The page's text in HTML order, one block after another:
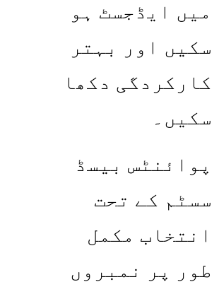
میں ایڈجسٹ ہو
سکیں اور بہتر
کارکردگی دکھا
سکیں۔
پوائنٹس بیسڈ
سسٹم کے تحت
انتخاب مکمل
طور پر نمبروں